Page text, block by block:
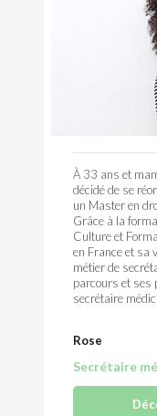
À 33 ans et
décidé de se
un Master en
Grâce à la
Culture et
en France et sa
métier de
parcours et ses
secrétaire
Rose
Secrétaire